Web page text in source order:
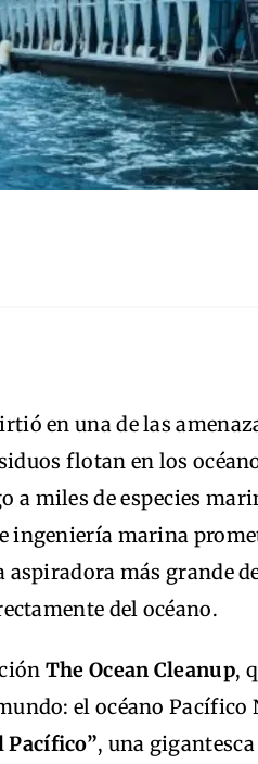
en una de las
flotan en los
a miles de especies
ingeniería marina
aspiradora más grande
del océano.
The Ocean Cleanup,
el océano Pacífico
Pacífico”, una